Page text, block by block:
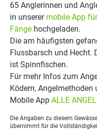
65 Anglerinnen und
in unserer mobile App
Fänge hochgeladen.
Die am häufigsten
Flussbarsch und Hecht.
ist Spinnfischen.
Für mehr Infos zum
Ködern, Angelmethoden
Mobile App ALLE
Die Angaben zu diesem
übernimmt für die